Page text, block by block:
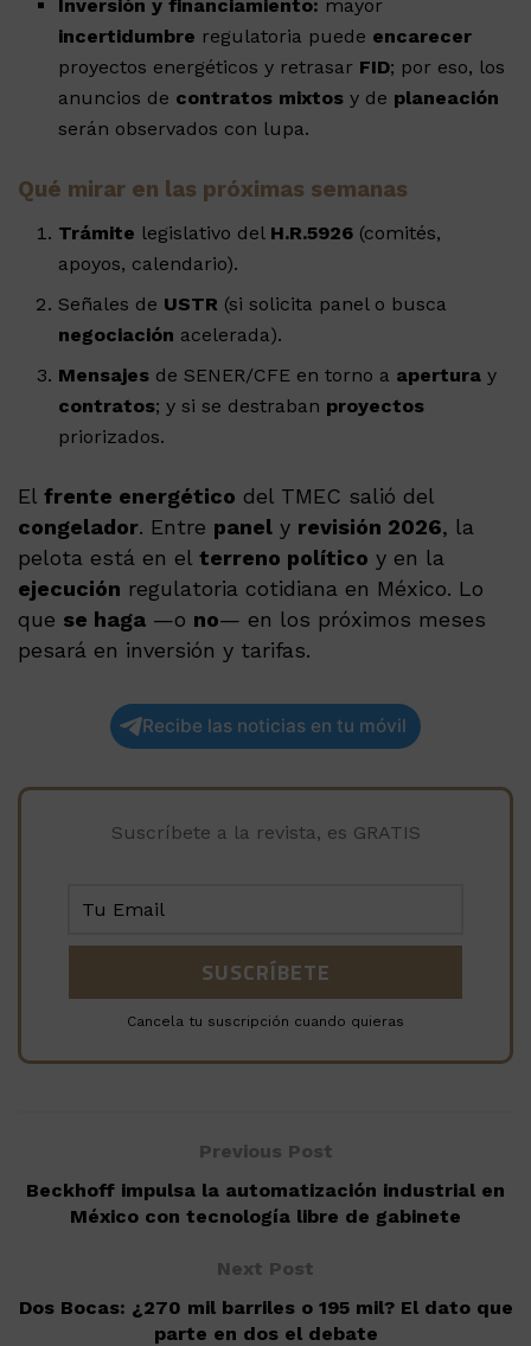
Inversión y financiamiento: mayor
incertidumbre regulatoria puede encarecer
proyectos energéticos y retrasar FID; por eso, los
anuncios de contratos mixtos y de planeación
serán observados con lupa.
Qué mirar en las próximas semanas
Trámite legislativo del H.R.5926 (comités,
apoyos, calendario).
Señales de USTR (si solicita panel o busca
negociación acelerada).
Mensajes de SENER/CFE en torno a apertura y
contratos; y si se destraban proyectos
priorizados.
El frente energético del TMEC salió del
congelador. Entre panel y revisión 2026, la
pelota está en el terreno político y en la
ejecución regulatoria cotidiana en México. Lo
que se haga —o no— en los próximos meses
pesará en inversión y tarifas.
Recibe las noticias en tu móvil
Suscríbete a la revista, es GRATIS
Cancela tu suscripción cuando quieras
Previous Post
Beckhoff impulsa la automatización industrial en
México con tecnología libre de gabinete
Next Post
Dos Bocas: ¿270 mil barriles o 195 mil? El dato que
parte en dos el debate